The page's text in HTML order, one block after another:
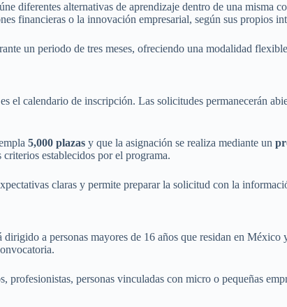
diferentes alternativas de aprendizaje dentro de una
financieras o la innovación empresarial, según sus propios
un periodo de tres meses, ofreciendo una modalidad
el calendario de inscripción. Las solicitudes permanecerán
5,000 plazas y que la asignación se realiza mediante un
establecidos por el programa.
claras y permite preparar la solicitud con la
a personas mayores de 16 años que residan en
profesionistas, personas vinculadas con micro o pequeñas